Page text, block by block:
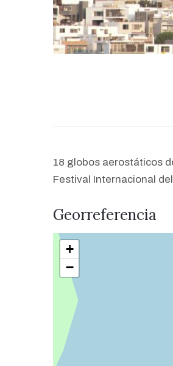
18 globos aerostáticos
Festival Internacional
Georreferencia
+
−